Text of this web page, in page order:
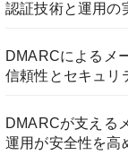
認証技術と運用の
DMARCによるメ
信頼性とセキュリ
DMARCが支える
運用が安全性を高